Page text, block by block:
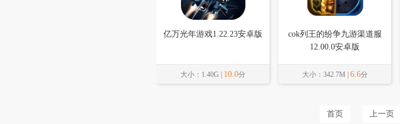
亿万光年游戏1.22.23安卓版
大小：1.40G | 10.0分
cok列王的纷争九游渠道服
12.00.0安卓版
大小：342.7M | 6.6分
首页 上一页